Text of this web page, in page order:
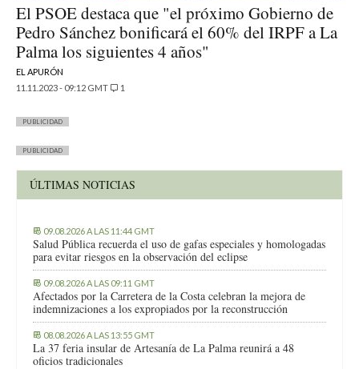
El PSOE destaca que "el próximo Gobierno de
Pedro Sánchez bonificará el 60% del IRPF a La
Palma los siguientes 4 años"
EL APURÓN
11.11.2023 - 09:12 GMT
1
PUBLICIDAD
PUBLICIDAD
ÚLTIMAS NOTICIAS
09.08.2026 A LAS 11:44 GMT
Salud Pública recuerda el uso de gafas especiales y homologadas
para evitar riesgos en la observación del eclipse
09.08.2026 A LAS 09:11 GMT
Afectados por la Carretera de la Costa celebran la mejora de
indemnizaciones a los expropiados por la reconstrucción
08.08.2026 A LAS 13:55 GMT
La 37 feria insular de Artesanía de La Palma reunirá a 48
oficios tradicionales